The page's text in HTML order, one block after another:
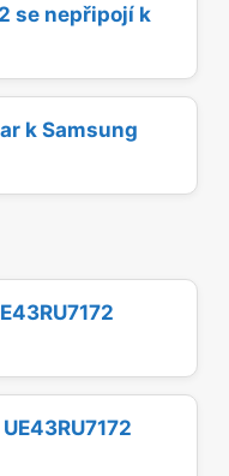
se nepřipojí k
k Samsung